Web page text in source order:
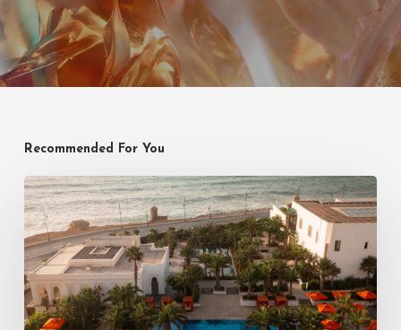
Recommended For You